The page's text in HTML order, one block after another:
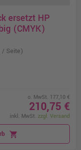
ersetzt HP
(CMYK)
/ Seite)
o. MwSt. 177,10 €
210,75 €
inkl. MwSt. zzgl. Versand
shopping_cart